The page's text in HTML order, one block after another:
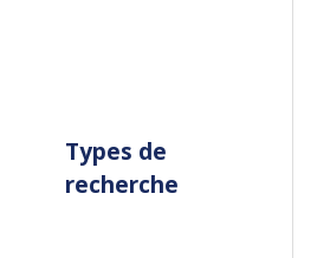
Types de
recherche